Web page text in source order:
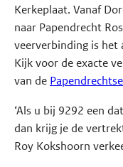
Kerkeplaat. Vanaf
naar Papendrecht
veerverbinding is het
Kijk voor de exacte
van de
‘Als u bij 9292 een
dan krijg je de
Roy Kokshoorn